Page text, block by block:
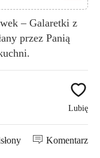
– Galaretki z
przez Panią
Lubię
Komentarz